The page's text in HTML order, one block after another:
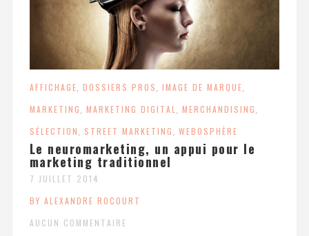
AFFICHAGE, DOSSIERS PROS, IMAGE DE MARQUE,
MARKETING, MARKETING DIGITAL , MERCHANDISING,
SÉLECTION, STREET MARKETING, WEBOSPHÈRE
Le neuromarketing, un appui pour le
marketing traditionnel
7 JUILLET 2014
BY ALEXANDRE ROCOURT
AUCUN COMMENTAIRE